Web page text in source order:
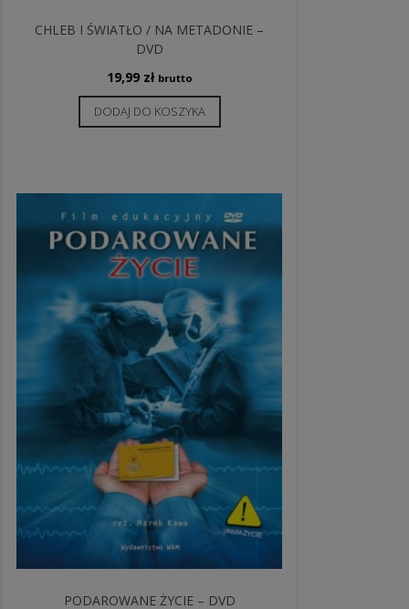
CHLEB I ŚWIATŁO / NA METADONIE –
DVD
19,99 zł brutto
DODAJ DO KOSZYKA
PODAROWANE ŻYCIE – DVD